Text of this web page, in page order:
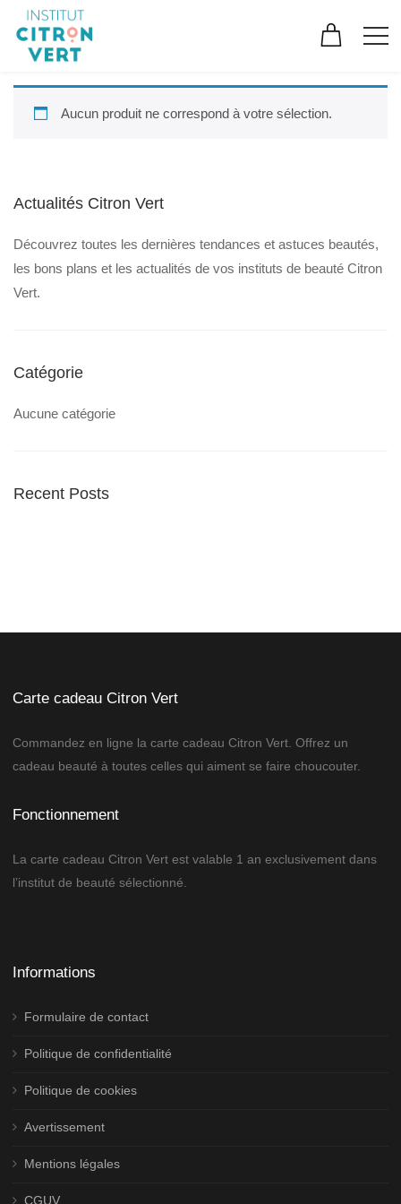
Aucun produit ne correspond à votre sélection.
Actualités Citron Vert
Découvrez toutes les dernières tendances et astuces beautés,
les bons plans et les actualités de vos instituts de beauté Citron
Vert.
Catégorie
Aucune catégorie
Recent Posts
Carte cadeau Citron Vert
Commandez en ligne la carte cadeau Citron Vert. Offrez un
cadeau beauté à toutes celles qui aiment se faire choucouter.
Fonctionnement
La carte cadeau Citron Vert est valable 1 an exclusivement dans
l’institut de beauté sélectionné.
Informations
Formulaire de contact
Politique de confidentialité
Politique de cookies
Avertissement
Mentions légales
CGUV